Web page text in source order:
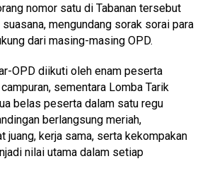
nomor satu di Tabanan tersebut
mengundang sorak sorai para
dari masing-masing OPD.
OPD diikuti oleh enam peserta
sementara Lomba Tarik
belas peserta dalam satu regu
berlangsung meriah,
juang, kerja sama, serta kekompakan
nilai utama dalam setiap